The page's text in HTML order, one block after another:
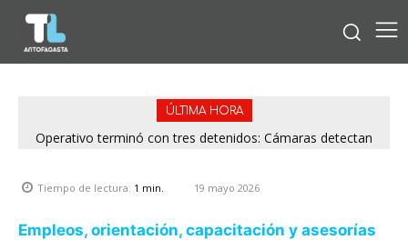
ÚLTIMA HORA
Operativo terminó con tres detenidos: Cámaras detectan
Tiempo de lectura: 1 min. 19 mayo 2026
Empleos, orientación, capacitación y asesorías